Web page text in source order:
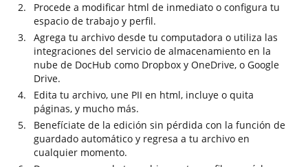
Procede a modificar html de inmediato o configura tu
espacio de trabajo y perfil.
Agrega tu archivo desde tu computadora o utiliza las
integraciones del servicio de almacenamiento en la
nube de DocHub como Dropbox y OneDrive, o Google
Drive.
Edita tu archivo, une PII en html, incluye o quita
páginas, y mucho más.
Benefíciate de la edición sin pérdida con la función de
guardado automático y regresa a tu archivo en
cualquier momento.